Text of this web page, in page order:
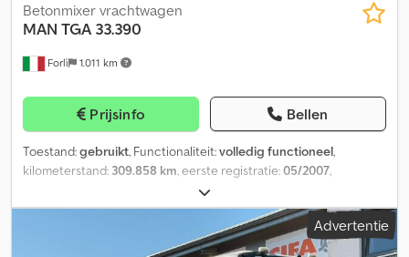
Forlì 1.011 km
Betonmixer vrachtwagen
MAN TGA 33.390
Prijsinfo Bellen
Toestand:gebruikt, Functionaliteit:volledig functioneel,
kilometerstand: 309.858 km, eerste registratie:05/2007,
, Bouwjaar:2007
33.390 6x4, 390 pk, Euro 4 Handgeschakelde ZF 16 versnellingsbak
Airconditioning, elektrische ramen, radio Opbouw: Cifa RY 1100
betonmixer, 10 m³ Dkjdpfx Aijzbufcspjr Ekos-afsluitdop Werkuren:
Advertentie